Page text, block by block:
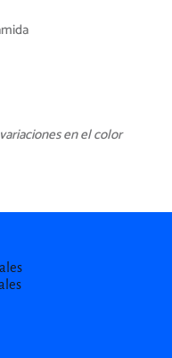
en el color